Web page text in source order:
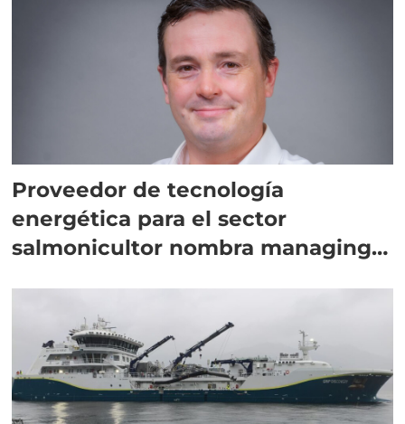
Proveedor de tecnología
energética para el sector
salmonicultor nombra managing